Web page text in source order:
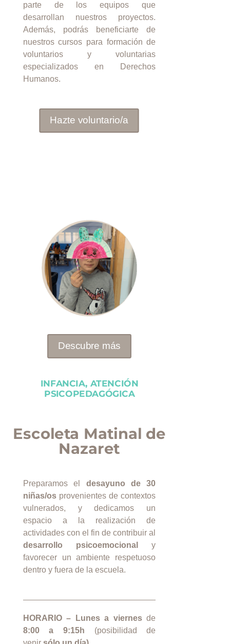
parte de los equipos que
desarrollan nuestros proyectos.
Además, podrás beneficiarte de
nuestros cursos para formación de
voluntarios y voluntarias
especializados en Derechos
Humanos.
Hazte voluntario/a
Descubre más
INFANCIA, ATENCIÓN
PSICOPEDAGÓGICA
Escoleta Matinal de
Nazaret
Preparamos el desayuno de 30
niñas/osprovenientes de contextos
vulnerados, y dedicamos un
espacio a la realización de
actividades con el fin de contribuir al
desarrollo psicoemocional
y
favorecer un ambiente respetuoso
dentro y fuera de la escuela.
HORARIO – Lunes a viernesde
8:00 a 9:15h (posibilidad de